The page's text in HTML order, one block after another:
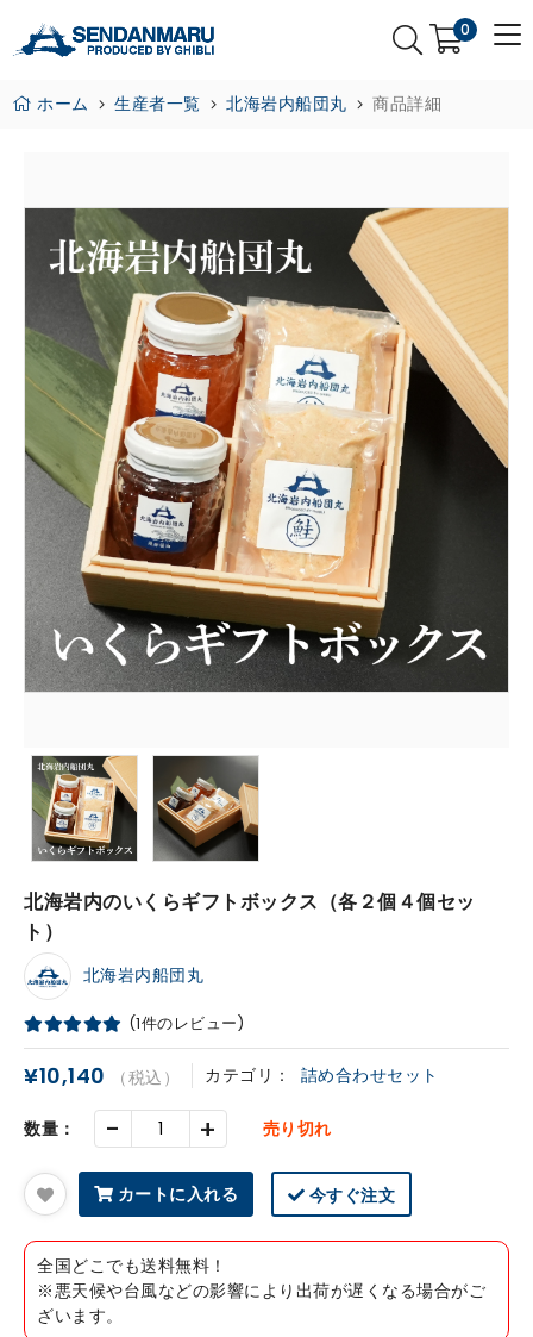
0
ホーム 生産者一覧 北海岩内船団丸 商品詳細
北海岩内のいくらギフトボックス（各２個４個セッ
ト）
北海岩内船団丸
(1件のレビュー)
¥10,140 （税込） カテゴリ： 詰め合わせセット
数量： - + 売り切れ
カートに入れる 今すぐ注文
全国どこでも送料無料！
※悪天候や台風などの影響により出荷が遅くなる場合がご
ざいます。